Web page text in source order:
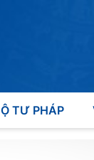
TƯ PHÁP